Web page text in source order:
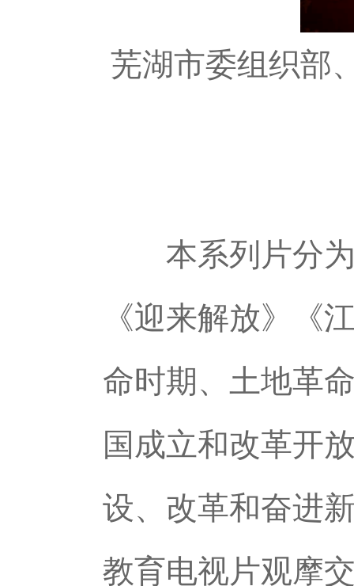
芜湖市委组织部
本系列片分为
《迎来解放》《
命时期、土地革
国成立和改革开
设、改革和奋进
教育电视片观摩